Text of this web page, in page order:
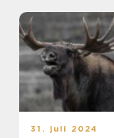
31. juli 2024